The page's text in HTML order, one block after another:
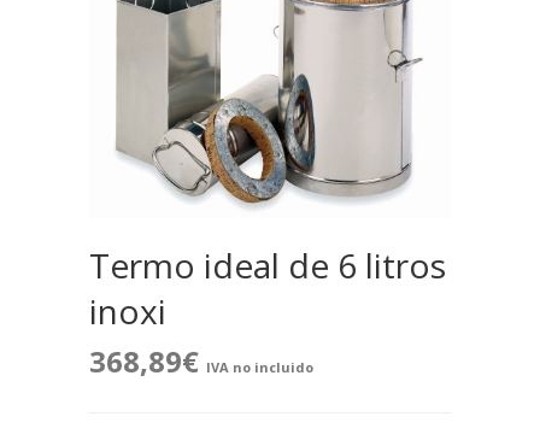
Termo ideal de 6 litros
inoxi
368,89€ IVA no incluido